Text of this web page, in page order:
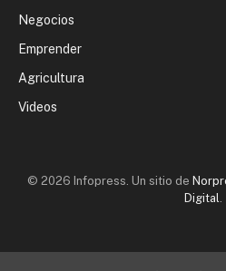
Negocios
Emprender
Agricultura
Videos
© 2026 Infopress. Un sitio de
Digital.